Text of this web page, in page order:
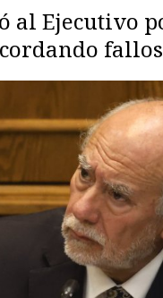
al Ejecutivo